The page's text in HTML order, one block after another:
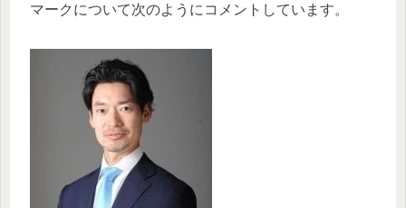
マークについて次のようにコメントしています。